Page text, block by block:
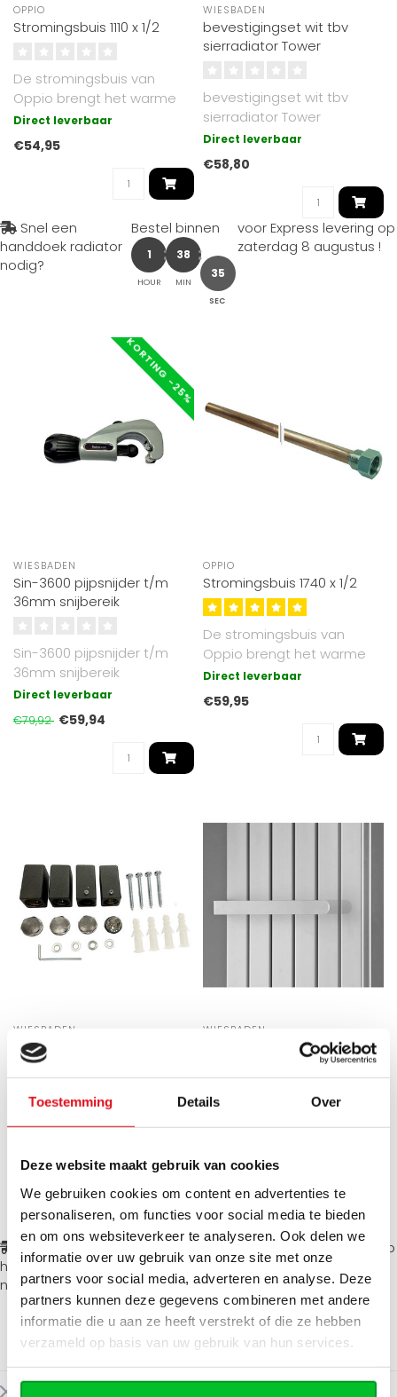
Toestemming Details Over
Deze website maakt gebruik van cookies
We gebruiken cookies om content en advertenties te
personaliseren, om functies voor social media te bieden
en om ons websiteverkeer te analyseren. Ook delen we
informatie over uw gebruik van onze site met onze
partners voor social media, adverteren en analyse. Deze
partners kunnen deze gegevens combineren met andere
informatie die u aan ze heeft verstrekt of die ze hebben
verzameld op basis van uw gebruik van hun services.
OPPIO
Stromingsbuis 1110 x 1/2
De stromingsbuis van
Oppio brengt het warme
water door de holle buis
naar de ond..
Direct leverbaar
€54,95
WIESBADEN
bevestigingset wit tbv
sierradiator Tower
bevestigingset wit tbv
sierradiator Tower
Direct leverbaar
€58,80
Snel een
handdoek radiator
nodig?
Bestel binnen
1
HOUR
38
MIN
35
SEC
voor Express levering op
zaterdag 8 augustus !
KORTING -25%
WIESBADEN
Sin-3600 pijpsnijder t/m
36mm snijbereik
Sin-3600 pijpsnijder t/m
36mm snijbereik
Direct leverbaar
€79,92 €59,94
OPPIO
Stromingsbuis 1740 x 1/2
De stromingsbuis van
Oppio brengt het warme
water door de holle buis
naar de ond..
Direct leverbaar
€59,95
WIESBADEN
bevestigingset antraciet
tbv sierradiator Tower
Direct leverbaar
WIESBADEN
Millennium-dubbel los
handdoekrek 40cm wit
Direct leverbaar
Snel een
handdoek radiator
nodig?
Bestel binnen
1
HOUR
38
MIN
SEC
voor Express levering op
zaterdag 8 augustus
Toon1-12van 12